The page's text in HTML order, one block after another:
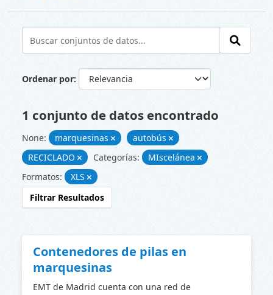
Ordenar por
1 conjunto de datos encontrado
None: marquesinas
autobús
RECICLADO
Categorías:
MIscelánea
Formatos:
XLS
Filtrar Resultados
Contenedores de pilas en
marquesinas
EMT de Madrid cuenta con una red de